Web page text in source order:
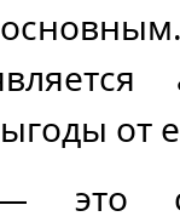
от
— это